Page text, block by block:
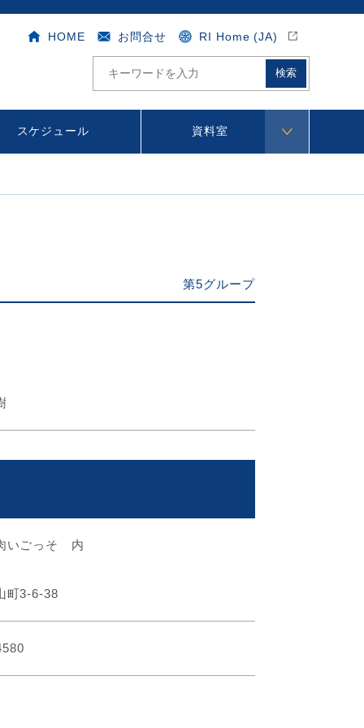
HOME お問合せ RI Home (JA)
イ
内
スケジュール 資料室
第5グループ
いごっそ 内
町3-6-38